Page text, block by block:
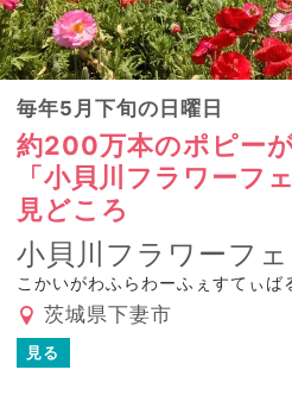
毎年5月下旬の日曜日
約200万本のポピー
「小貝川フラワーフ
見どころ
小貝川フラワーフ
こかいがわふらわーふぇすてぃば
茨城県下妻市
見る